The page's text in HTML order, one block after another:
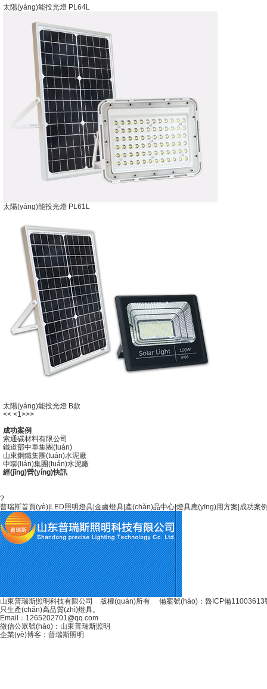
太陽(yáng)能投光燈 PL64L
太陽(yáng)能投光燈 PL61L
太陽(yáng)能投光燈 B款
<< <1>>>
成功案例
索通碳材料有限公司
鐵道部中車集團(tuán)
山東鋼鐵集團(tuán)水泥廠
中聯(lián)集團(tuán)水泥廠
經(jīng)營(yíng)快訊
?
普瑞斯首頁(yè) LED照明燈具 金鹵燈具 產(chǎn)品中心 燈具應(yīng)用方案 成功案
山東普瑞斯照明科技有限公司 版權(quán)所有 備案號(hào)： 魯ICP備11003613
只生產(chǎn)高品質(zhì)燈具。
Email：1265202701@qq.com
微信公眾號(hào)：山東普瑞斯照明
企業(yè)博客：普瑞斯照明